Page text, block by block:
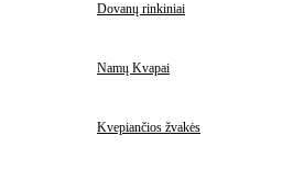
Dovanų rinkiniai
Namų Kvapai
Kvepiančios žvakės